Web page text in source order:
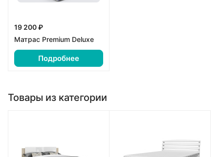
19 200 ₽
Матрас Premium Deluxe
Подробнее
Товары из категории